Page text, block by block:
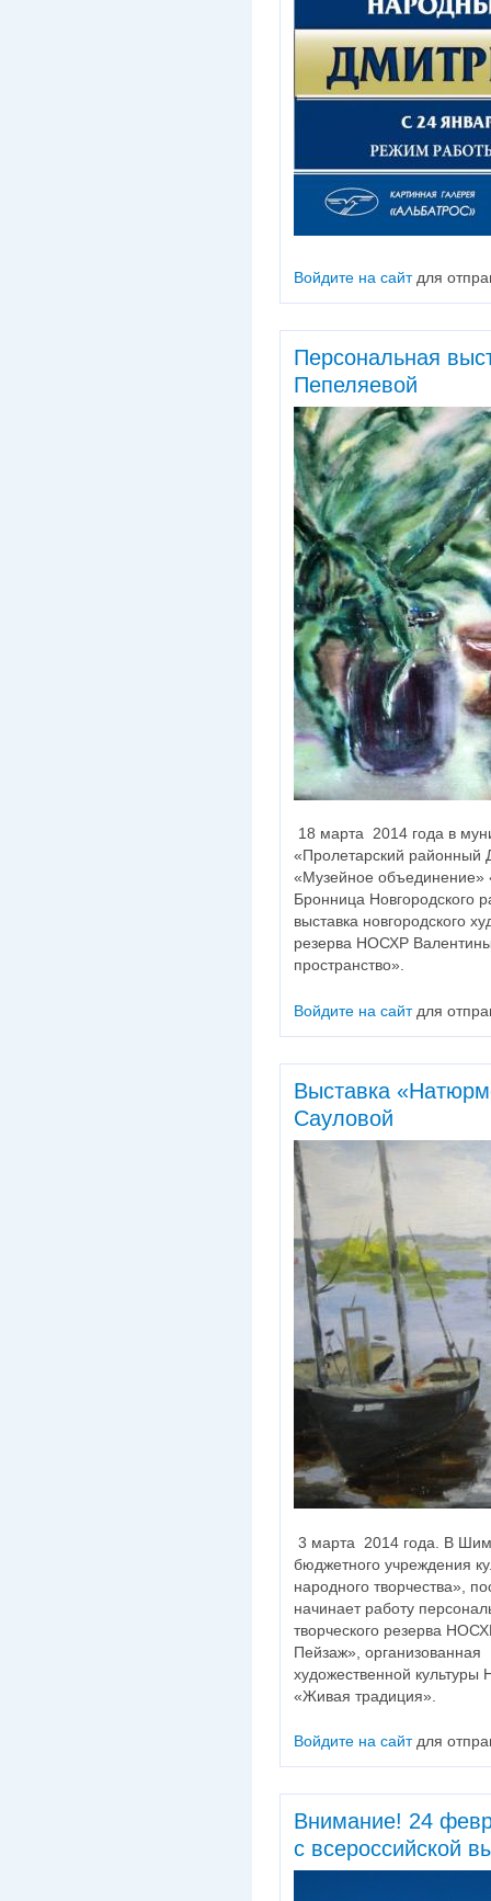
Войдите на сайтдля
Персональная
Пепеляевой
18 марта 2014 года в
«Пролетарский районный
«Музейное объединение»
Бронница Новгородского
выставка новгородского
резерва НОСХР
пространство».
Войдите на сайтдля
Выставка
Сауловой
3 марта 2014 года. В
бюджетного учреждения
народного творчества»,
начинает работу
творческого резерва
Пейзаж»,
художественной
«Живая традиция».
Войдите на сайтдля
Внимание! 24
с всероссийской